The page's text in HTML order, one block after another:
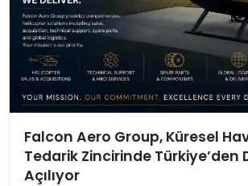
Falcon Aero Group, Küresel
Tedarik Zincirinde Türkiye’den
Açılıyor